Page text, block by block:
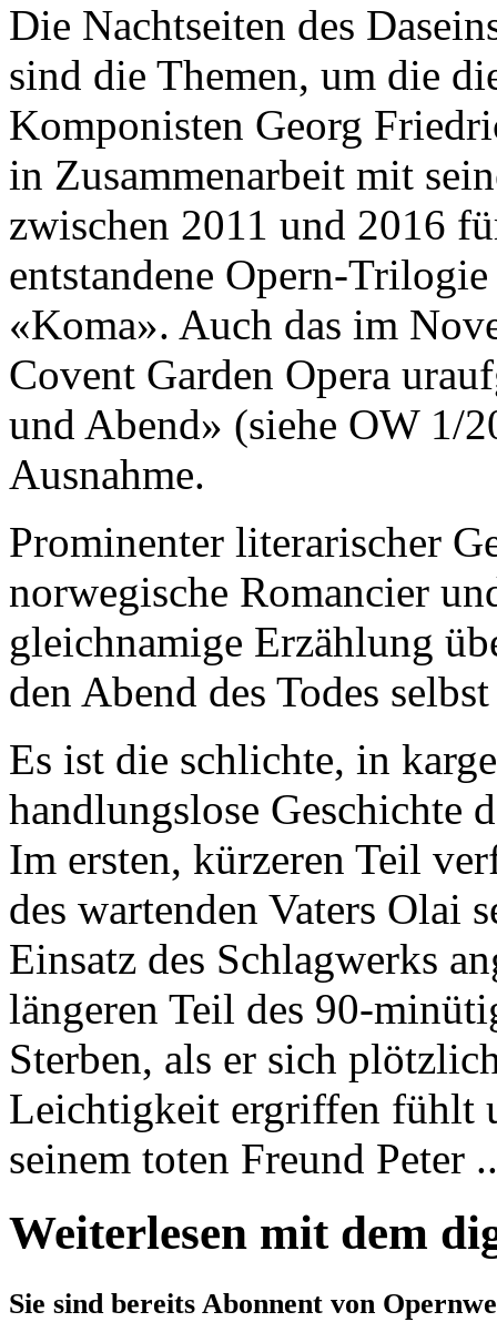
Die Nachtseiten des
sind die Themen, um die
Komponisten Georg
in Zusammenarbeit mit
zwischen 2011 und 2016
entstandene Opern-
«Koma». Auch das im
Covent Garden Opera
und Abend» (siehe OW 1/
Ausnahme.
Prominenter literarischer
norwegische Romancier
gleichnamige Erzählung
den Abend des Todes
Es ist die schlichte, in
handlungslose Geschichte
Im ersten, kürzeren Teil
des wartenden Vaters Olai
Einsatz des Schlagwerks
längeren Teil des 90-
Sterben, als er sich
Leichtigkeit ergriffen fühlt
seinem toten Freund Peter
Weiterlesen mit dem
Sie sind bereits Abonnent von